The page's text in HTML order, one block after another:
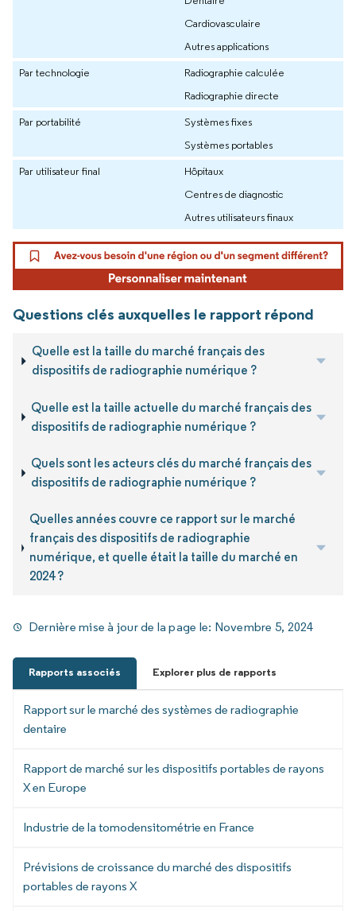
Cardiovasculaire
Autres applications
Par technologie
Radiographie calculée
Radiographie directe
Par portabilité
Systèmes fixes
Systèmes portables
Par utilisateur final
Hôpitaux
Centres de diagnostic
Autres utilisateurs finaux
Questions clés auxquelles le rapport répond
Quelle est la taille du marché français des
dispositifs de radiographie numérique ?
Quelle est la taille actuelle du marché français des
dispositifs de radiographie numérique ?
Quels sont les acteurs clés du marché français des
dispositifs de radiographie numérique ?
Quelles années couvre ce rapport sur le marché
français des dispositifs de radiographie
numérique, et quelle était la taille du marché en
2024 ?
Dernière mise à jour de la page le: Novembre 5, 2024
Rapports associés Explorer plus de rapports
Rapport sur le marché des systèmes de radiographie
dentaire
Rapport de marché sur les dispositifs portables de rayons
X en Europe
Industrie de la tomodensitométrie en France
Prévisions de croissance du marché des dispositifs
portables de rayons X